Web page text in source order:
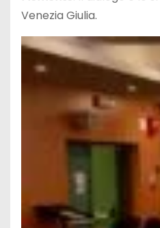
Venezia Giulia.